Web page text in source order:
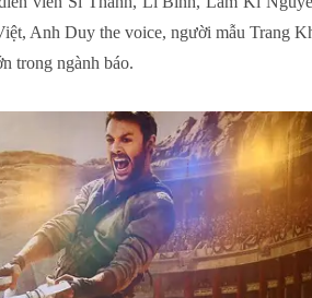
Anh Duy the voice, người mẫu Trang
trong ngành báo.